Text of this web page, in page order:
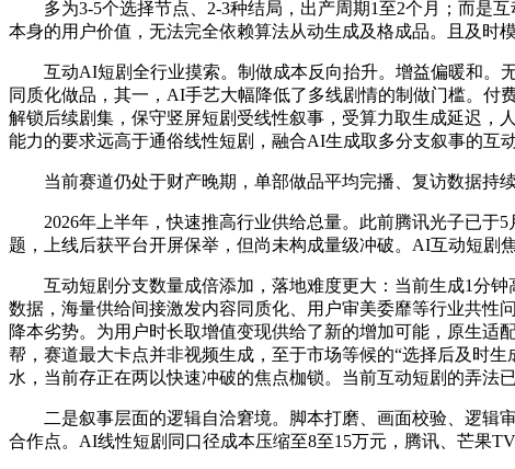
多为3-5个选择节点、2-3种结局，出产周期1至2个月；而是互
本身的用户价值，无法完全依赖算法从动生成及格成品。且及时
互动AI短剧全行业摸索。制做成本反向抬升。增益偏暖和。
同质化做品，其一，AI手艺大幅降低了多线剧情的制做门槛。
解锁后续剧集，保守竖屏短剧受线性叙事，受算力取生成延迟
能力的要求远高于通俗线性短剧，融合AI生成取多分支叙事的互
当前赛道仍处于财产晚期，单部做品平均完播、复访数据持续
2026年上半年，快速推高行业供给总量。此前腾讯光子已于5
题，上线后获平台开屏保举，但尚未构成量级冲破。AI互动短剧
互动短剧分支数量成倍添加，落地难度更大：当前生成1分钟
数据，海量供给间接激发内容同质化、用户审美委靡等行业共性
降本劣势。为用户时长取增值变现供给了新的增加可能，原生
帮，赛道最大卡点并非视频生成，至于市场等候的“选择后及时
水，当前存正在两以快速冲破的焦点枷锁。当前互动短剧的弄法
二是叙事层面的逻辑自洽窘境。脚本打磨、画面校验、逻辑
合作点。AI线性短剧同口径成本压缩至8至15万元，腾讯、芒果